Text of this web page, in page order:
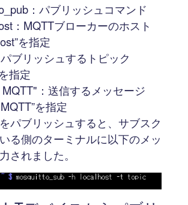
：パブリッシュコマンド
：MQTTブローカーのホスト
を指定
ブリッシュするトピック
指定
：送信するメッセージ
を指定
パブリッシュすると、サブスク
る側のターミナルに以下のメッ
されました。